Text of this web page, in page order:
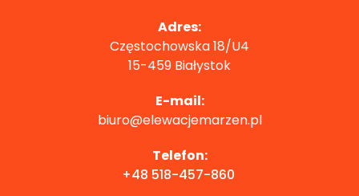
Adres:
Częstochowska 18/U4
15-459 Białystok
E-mail:
biuro@elewacjemarzen.pl
Telefon:
+48 518-457-860